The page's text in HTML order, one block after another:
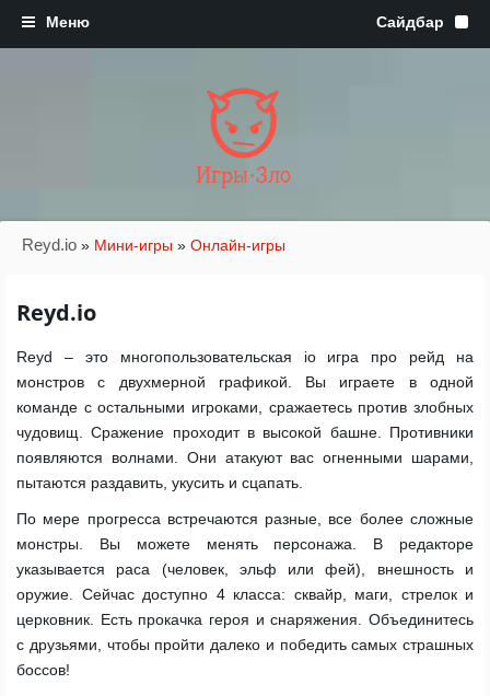
Игры·Зло
Reyd.io » Мини-игры » Онлайн-игры
Reyd.io
Reyd – это многопользовательская io игра про рейд на
монстров с двухмерной графикой. Вы играете в одной
команде с остальными игроками, сражаетесь против злобных
чудовищ. Сражение проходит в высокой башне. Противники
появляются волнами. Они атакуют вас огненными шарами,
пытаются раздавить, укусить и сцапать.
По мере прогресса встречаются разные, все более сложные
монстры. Вы можете менять персонажа. В редакторе
указывается раса (человек, эльф или фей), внешность и
оружие. Сейчас доступно 4 класса: сквайр, маги, стрелок и
церковник. Есть прокачка героя и снаряжения. Объединитесь
с друзьями, чтобы пройти далеко и победить самых страшных
боссов!